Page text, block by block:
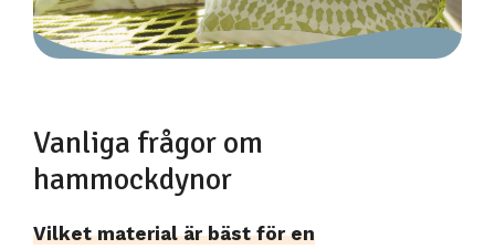
Vanliga frågor om
hammockdynor
Vilket material är bäst för en